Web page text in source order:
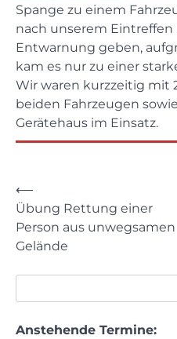
Spange zu einem
nach unserem
Entwarnung geben,
kam es nur zu einer
Wir waren kurzzeitig mit
beiden Fahrzeugen
Gerätehaus im Einsatz.
Beitragsnavigation
⟵
Übung Rettung einer
Person aus unwegsamen
Gelände
Anstehende Termine: